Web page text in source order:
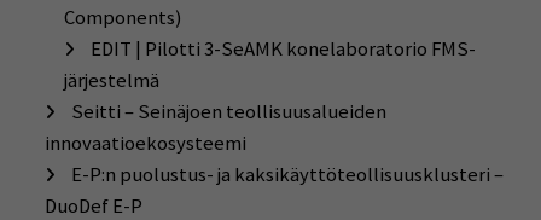
Components)
EDIT | Pilotti 3-SeAMK konelaboratorio FMS-
järjestelmä
Seitti – Seinäjoen teollisuusalueiden
innovaatioekosysteemi
E-P:n puolustus- ja kaksikäyttöteollisuusklusteri –
DuoDef E-P